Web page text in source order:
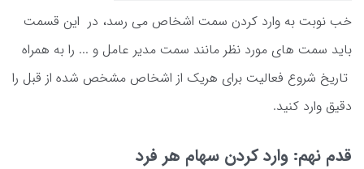
خب نوبت به وارد کردن سمت اشخاص می رسد، در این قسمت
باید سمت های مورد نظر مانند سمت مدیر عامل و ... را به همراه
تاریخ شروع فعالیت برای هریک از اشخاص مشخص شده از قبل را
دقیق وارد کنید.
قدم نهم: وارد کردن سهام هر فرد